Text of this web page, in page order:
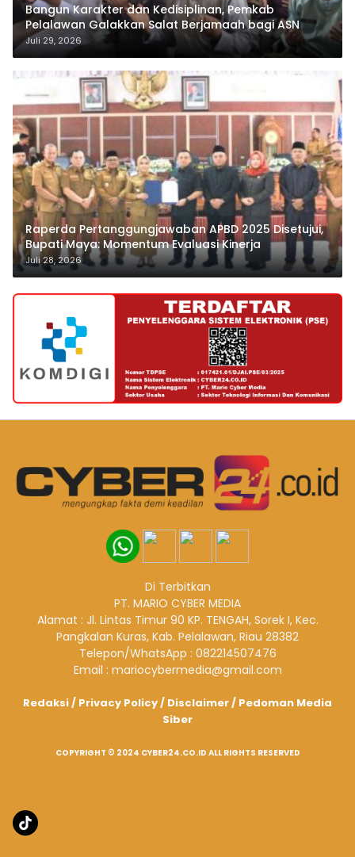
Bangun Karakter dan Kedisiplinan, Pemkab
Pelalawan Galakkan Salat Berjamaah bagi ASN
Juli 29, 2026
Raperda Pertanggungjawaban APBD 2025 Disetujui,
Bupati Maya: Momentum Evaluasi Kinerja
Juli 28, 2026
Di Terbitkan
PT. MARIO CYBER MEDIA
Alamat : Jl. Lintas Timur 90 KP. TENGAH, Sorek I, Kec.
Pangkalan Kuras, Kab. Pelalawan, Riau 28382
Telepon/WhatsApp : 082214507476
Email : mariocybermedia@gmail.com
Redaksi/ Privacy Policy/ Disclaimer/ Pedoman Media
Siber
COPYRIGHT © 2024 CYBER24.CO.ID ALL RIGHTS RESERVED